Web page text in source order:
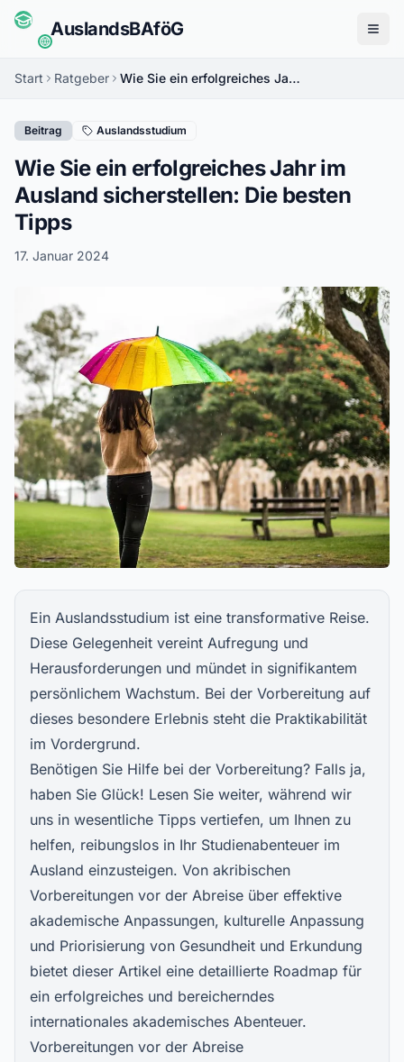
AuslandsBAföG
Start Ratgeber Wie Sie ein erfolgreiches Jahr im Ausland sicherstellen: Die besten Tipps
Beitrag Auslandsstudium
Wie Sie ein erfolgreiches Jahr im
Ausland sicherstellen: Die besten
Tipps
17. Januar 2024
Ein Auslandsstudium ist eine transformative Reise.
Diese Gelegenheit vereint Aufregung und
Herausforderungen und mündet in signifikantem
persönlichem Wachstum. Bei der Vorbereitung auf
dieses besondere Erlebnis steht die Praktikabilität
im Vordergrund.
Benötigen Sie Hilfe bei der Vorbereitung? Falls ja,
haben Sie Glück! Lesen Sie weiter, während wir
uns in wesentliche Tipps vertiefen, um Ihnen zu
helfen, reibungslos in Ihr Studienabenteuer im
Ausland einzusteigen. Von akribischen
Vorbereitungen vor der Abreise über effektive
akademische Anpassungen, kulturelle Anpassung
und Priorisierung von Gesundheit und Erkundung
bietet dieser Artikel eine detaillierte Roadmap für
ein erfolgreiches und bereicherndes
internationales akademisches Abenteuer.
Vorbereitungen vor der Abreise